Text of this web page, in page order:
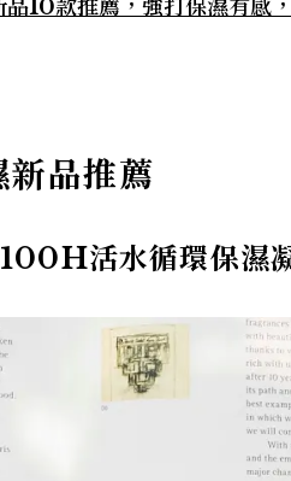
10款推薦，強打保濕有感
品推薦
活水循環保濕